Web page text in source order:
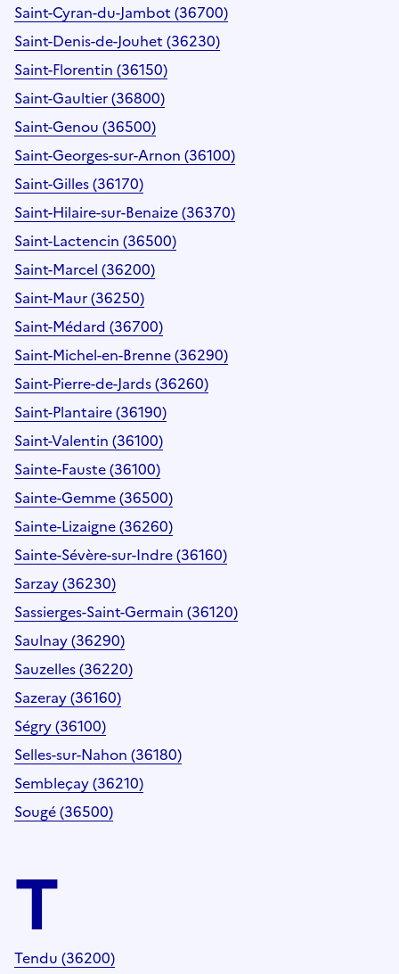
Saint-Cyran-du-Jambot (36700)
Saint-Denis-de-Jouhet (36230)
Saint-Florentin (36150)
Saint-Gaultier (36800)
Saint-Genou (36500)
Saint-Georges-sur-Arnon (36100)
Saint-Gilles (36170)
Saint-Hilaire-sur-Benaize (36370)
Saint-Lactencin (36500)
Saint-Marcel (36200)
Saint-Maur (36250)
Saint-Médard (36700)
Saint-Michel-en-Brenne (36290)
Saint-Pierre-de-Jards (36260)
Saint-Plantaire (36190)
Saint-Valentin (36100)
Sainte-Fauste (36100)
Sainte-Gemme (36500)
Sainte-Lizaigne (36260)
Sainte-Sévère-sur-Indre (36160)
Sarzay (36230)
Sassierges-Saint-Germain (36120)
Saulnay (36290)
Sauzelles (36220)
Sazeray (36160)
Ségry (36100)
Selles-sur-Nahon (36180)
Sembleçay (36210)
Sougé (36500)
T
Tendu (36200)